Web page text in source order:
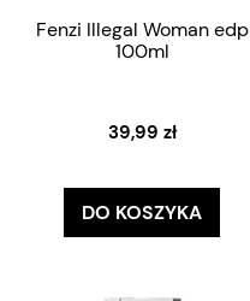
Fenzi Illegal Woman edp
100ml
39,99 zł
DO KOSZYKA